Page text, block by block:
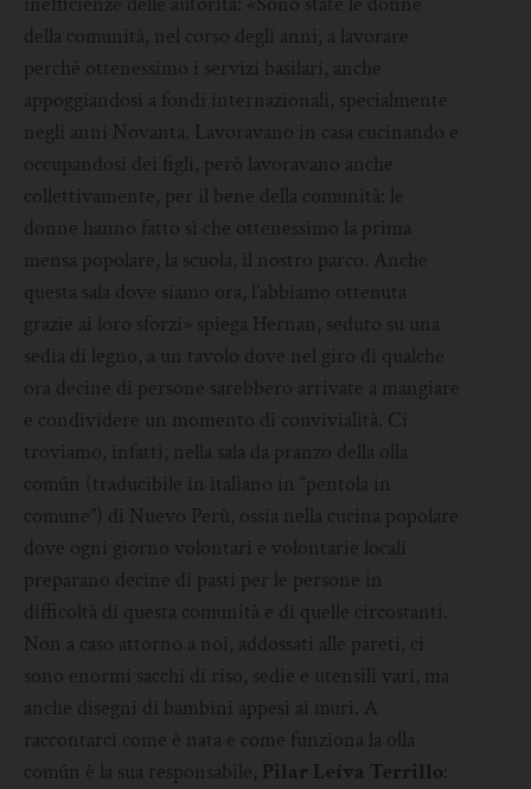
della comunità, nel corso degli anni, a lavorare
perché ottenessimo i servizi basilari, anche
appoggiandosi a fondi internazionali, specialmente
negli anni Novanta. Lavoravano in casa cucinando e
occupandosi dei figli, però lavoravano anche
collettivamente, per il bene della comunità: le
donne hanno fatto sì che ottenessimo la prima
mensa popolare, la scuola, il nostro parco. Anche
questa sala dove siamo ora, l’abbiamo ottenuta
grazie ai loro sforzi» spiega Hernan, seduto su una
sedia di legno, a un tavolo dove nel giro di qualche
ora decine di persone sarebbero arrivate a mangiare
e condividere un momento di convivialità. Ci
troviamo, infatti, nella sala da pranzo della olla
común (traducibile in italiano in “pentola in
comune”) di Nuevo Perù, ossia nella cucina popolare
dove ogni giorno volontari e volontarie locali
preparano decine di pasti per le persone in
difficoltà di questa comunità e di quelle circostanti.
Non a caso attorno a noi, addossati alle pareti, ci
sono enormi sacchi di riso, sedie e utensili vari, ma
anche disegni di bambini appesi ai muri. A
raccontarci come è nata e come funziona la olla
común è la sua responsabile, Pilar Leíva Terrillo